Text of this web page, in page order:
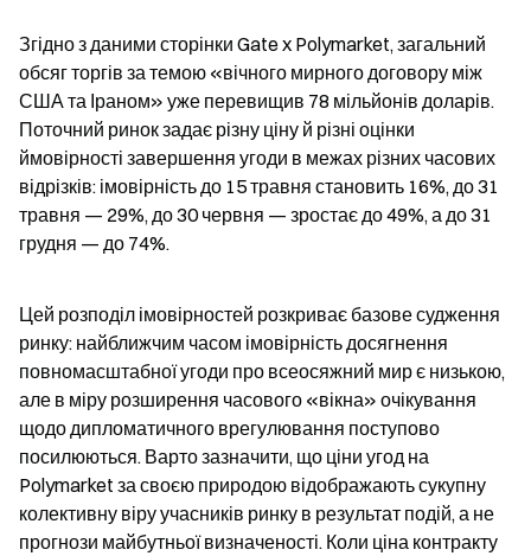
Згідно з даними сторінки Gate x Polymarket, загальний
обсяг торгів за темою «вічного мирного договору між
США та Іраном» уже перевищив 78 мільйонів доларів.
Поточний ринок задає різну ціну й різні оцінки
ймовірності завершення угоди в межах різних часових
відрізків: імовірність до 15 травня становить 16%, до 31
травня — 29%, до 30 червня — зростає до 49%, а до 31
грудня — до 74%.
Цей розподіл імовірностей розкриває базове судження
ринку: найближчим часом імовірність досягнення
повномасштабної угоди про всеосяжний мир є низькою,
але в міру розширення часового «вікна» очікування
щодо дипломатичного врегулювання поступово
посилюються. Варто зазначити, що ціни угод на
Polymarket за своєю природою відображають сукупну
колективну віру учасників ринку в результат подій, а не
прогнози майбутньої визначеності. Коли ціна контракту